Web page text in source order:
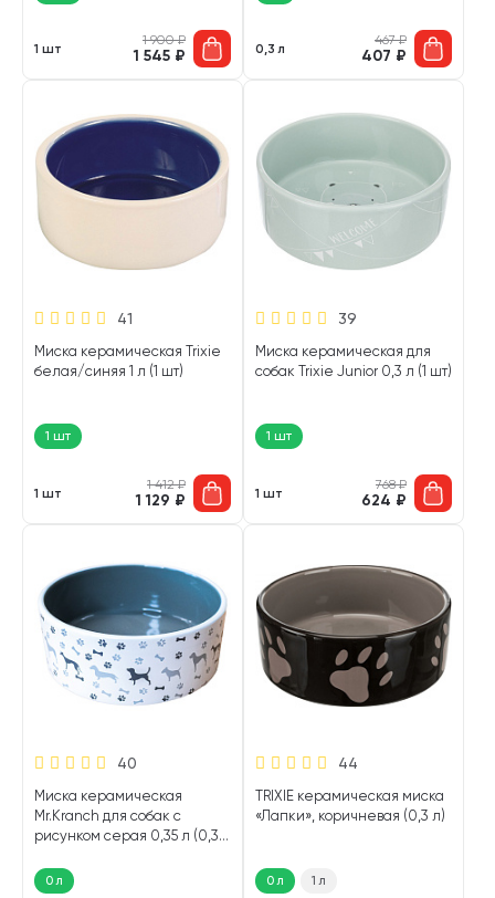
1 шт
1 900₽
1 545 ₽ 0,3 л
467₽
407 ₽
41
Миска керамическая Trixie
белая/синяя 1 л (1 шт)
1 шт
1 шт
1 412₽
1 129 ₽
39
Миска керамическая для
собак Trixie Junior 0,3 л (1 шт)
1 шт
1 шт
768₽
624 ₽
40
Миска керамическая
Mr.Kranch для собак с
рисунком серая 0,35 л (0,35
0 л
44
TRIXIE керамическая миска
«Лапки», коричневая (0,3 л)
0 л 1 л